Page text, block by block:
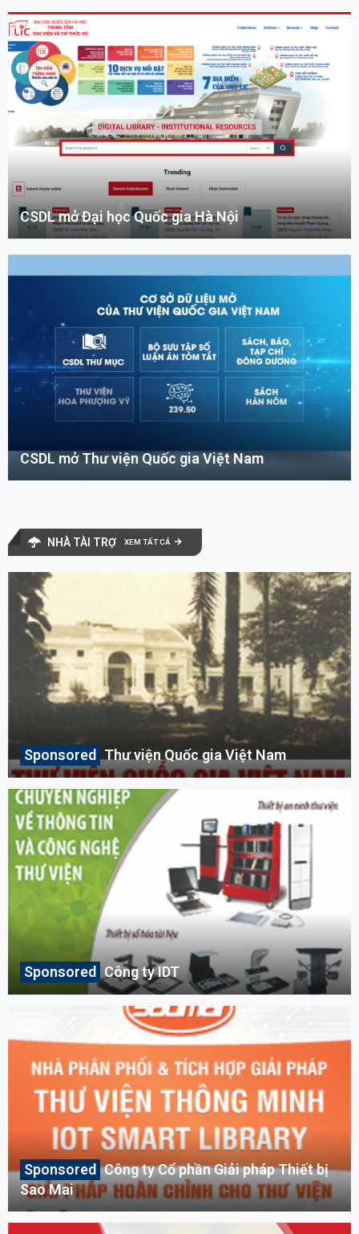
CSDL mở Đại học Quốc gia Hà Nội
CSDL mở Thư viện Quốc gia Việt Nam
NHÀ TÀI TRỢ XEM TẤT CẢ
Thư viện Quốc gia Việt Nam
Công ty IDT
Công ty Cổ phần Giải pháp Thiết bị
Sao Mai